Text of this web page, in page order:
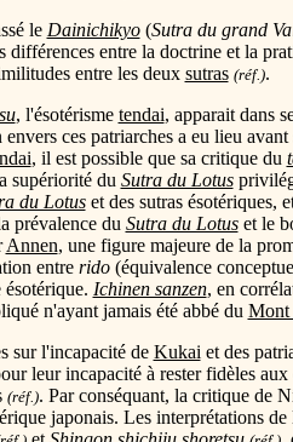
le Dainichikyo(Sutra du grand
entre la doctrine et la
entre les deux sutras (réf.).
, l'ésotérisme tendai, apparait dans
ces patriarches a eu lieu
, il est possible que sa critique du
supériorité du Sutra du Lotus
du Lotuset des sutras ésotériques,
prévalence du Sutra du Lotuset le
Annen, une figure majeure de la
entre rido(équivalence
Ichinen sanzen, en
n'ayant jamais été abbé du Mont
sur l'incapacité de Kukai et des
leur incapacité à rester fidèles aux
(réf.). Par conséquant, la critique de
japonais. Les interprétations